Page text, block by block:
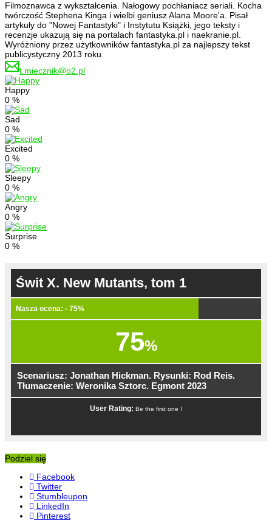
Filmoznawca z wykształcenia. Nałogowy pochłaniacz seriali. Kocha
twórczość Stephena Kinga i wielbi geniusz Alana Moore'a. Pisał
artykuły do "Nowej Fantastyki" i Instytutu Książki, jego teksty i
recenzje ukazują się na portalach fantastyka.pl i naekranie.pl.
Wyróżniony przez użytkowników fantastyka.pl za najlepszy tekst
publicystyczny 2013 roku.
t.miecznik@o2.pl
Happy
0 %
Sad
0 %
Excited
0 %
Sleepy
0 %
Angry
0 %
Surprise
0 %
Świt X. New Mutants, tom 1
Nasza ocena: - 75%
75%
Scenariusz: Jonathan Hickman. Rysunki: Rod Reis.
Tłumaczenie: Weronika Sztorc. Egmont 2023
User Rating: Be the first one !
Podziel się
Facebook
Twitter
Stumbleupon
LinkedIn
Pinterest